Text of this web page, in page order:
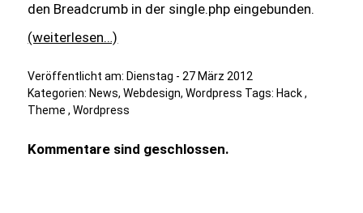
den Breadcrumb in der single.php eingebunden.
(weiterlesen…)
Veröffentlicht am: Dienstag - 27 März 2012
Kategorien: News,Webdesign,Wordpress Tags: Hack,
Theme ,Wordpress
Kommentare sind geschlossen.